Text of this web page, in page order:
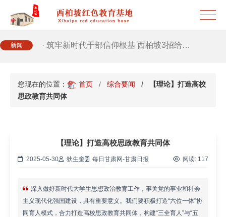
新闻
· 2026年干部培训提质增效三大路径，揭…
· 筑牢新时代干部信仰根基 西柏坡3招给…
您现在的位置： 首页 综合要闻
【理论】打造高校
思政教育共同体
【理论】打造高校思政教育共同体
2025-05-30 狄生奎 每日甘肃网-甘肃日报 阅读: 117
深入做好新时代大学生思想政治教育工作，事关党的事业和社会
主义现代化强国建设，具有重要意义。我们要积极打造“六位一体”协
同育人模式，合力打造高校思政教育共同体，构建“三全育人”与“五